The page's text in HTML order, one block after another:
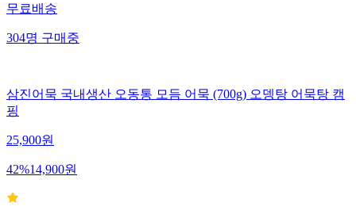
무료배송
304명구매중
삼진어묵 국내생산 오동통 모듬 어묵 (700g) 오뎅탕 어묵탕 캠
핑
25,900원
42%14,900원